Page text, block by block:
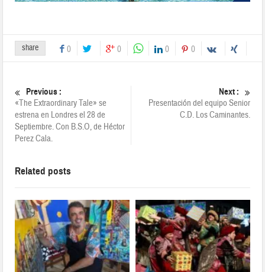
share 0 0 0 0
Previous :
«The Extraordinary Tale» se
estrena en Londres el 28 de
Septiembre. Con B.S.O, de Héctor
Perez Cala.
Next :
Presentación del equipo Senior
C.D. Los Caminantes.
Related posts